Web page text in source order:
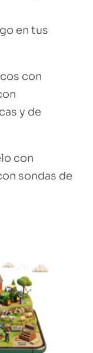
en tus
con
y de
con
sondas de